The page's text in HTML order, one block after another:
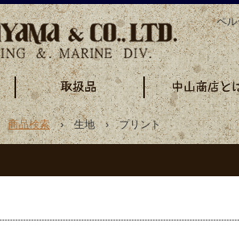
ペ
商品検索› 生地 › プリント